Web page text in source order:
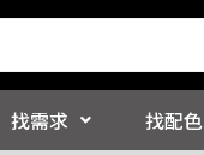
找需求 找配色